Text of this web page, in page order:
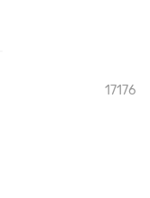
17176